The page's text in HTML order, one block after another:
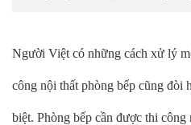
Người Việt có những cách xử lý
công nội thất phòng bếp cũng đòi
biệt. Phòng bếp cần được thi